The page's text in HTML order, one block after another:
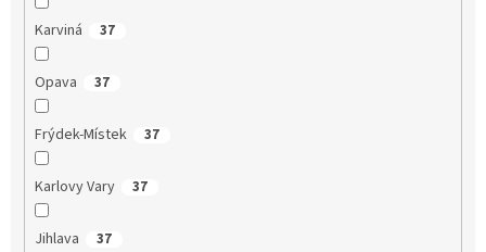
Karviná 37
Opava 37
Frýdek-Místek 37
Karlovy Vary 37
Jihlava 37